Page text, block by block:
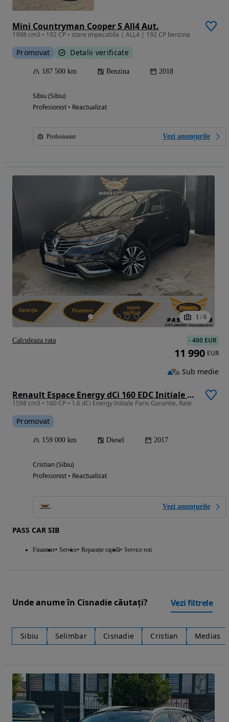
Mini Countryman Cooper S All4 Aut.
1998 cm3 • 192 CP • stare impecabila | ALL4 | 192 CP benzina
Promovat Detalii verificate
187 500 km Benzina 2018
Sibiu (Sibiu)
Profesionist • Reactualizat
Profesionist Vezi anunțurile
1 / 6
Renault Espace Energy dCi 160 EDC Initiale Paris
1598 cm3 • 160 CP • 1.6 dCi Energy Initiale Paris Garantie, Rate
Promovat
159 000 km Diesel 2017
Cristian (Sibiu)
Profesionist • Reactualizat
Vezi anunțurile
PASS CAR SIB
Finantare Service Reparație rapidă Service roti
-400 EUR
11 990 EUR
Sub medie
Calculeaza rata
Unde anume în Cisnadie căutați? Vezi filtrele
Sibiu Selimbar Cisnadie Cristian Medias